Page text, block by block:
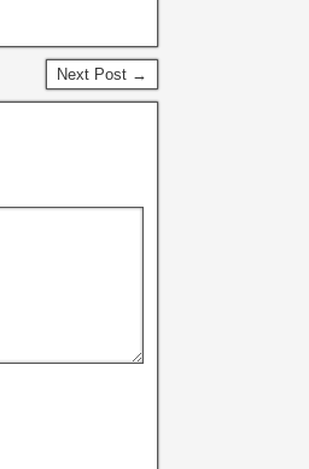
Next Post →